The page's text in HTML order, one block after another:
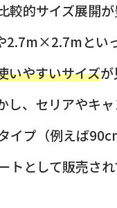
較的サイズ展開が
2.7m×2.7mとい
いやすいサイズ
し、セリアやキ
イプ（例えば
トとして販売さ